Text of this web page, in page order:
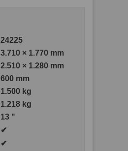
24225
3.710 × 1.770 mm
2.510 × 1.280 mm
600 mm
1.500 kg
1.218 kg
13 "
✔
✔